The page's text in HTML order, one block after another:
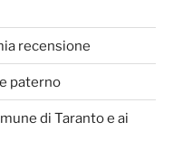
recensione
paterno
di Taranto e ai